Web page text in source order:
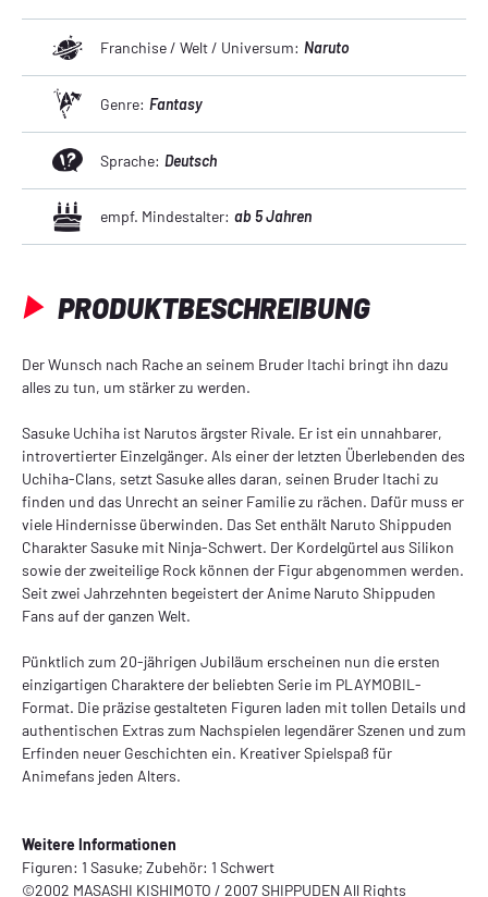
PRODUKTBESCHREIBUNG
Der Wunsch nach Rache an seinem Bruder Itachi bringt ihn dazu
alles zu tun, um stärker zu werden.
Sasuke Uchiha ist Narutos ärgster Rivale. Er ist ein unnahbarer,
introvertierter Einzelgänger. Als einer der letzten Überlebenden des
Uchiha-Clans, setzt Sasuke alles daran, seinen Bruder Itachi zu
finden und das Unrecht an seiner Familie zu rächen. Dafür muss er
viele Hindernisse überwinden. Das Set enthält Naruto Shippuden
Charakter Sasuke mit Ninja-Schwert. Der Kordelgürtel aus Silikon
sowie der zweiteilige Rock können der Figur abgenommen werden.
Seit zwei Jahrzehnten begeistert der Anime Naruto Shippuden
Fans auf der ganzen Welt.
Pünktlich zum 20-jährigen Jubiläum erscheinen nun die ersten
einzigartigen Charaktere der beliebten Serie im PLAYMOBIL-
Format. Die präzise gestalteten Figuren laden mit tollen Details und
authentischen Extras zum Nachspielen legendärer Szenen und zum
Erfinden neuer Geschichten ein. Kreativer Spielspaß für
Animefans jeden Alters.
Weitere Informationen
Figuren: 1 Sasuke; Zubehör: 1 Schwert
©2002 MASASHI KISHIMOTO / 2007 SHIPPUDEN All Rights
Franchise / Welt / Universum: Naruto
Genre: Fantasy
Sprache: Deutsch
empf. Mindestalter: ab 5 Jahren